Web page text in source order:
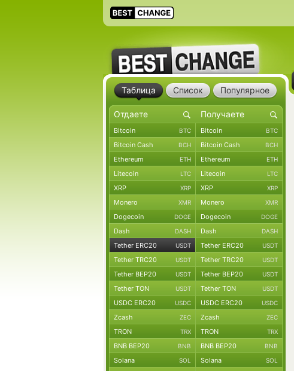
Таблица Список Популярное
Bitcoin BTC Bitcoin BTC
Bitcoin Cash BCH Bitcoin Cash BCH
Ethereum ETH Ethereum ETH
Litecoin LTC Litecoin LTC
XRP XRP XRP XRP
Monero XMR Monero XMR
Dogecoin DOGE Dogecoin DOGE
Dash DASH Dash DASH
Tether ERC20 USDT Tether ERC20 USDT
Tether TRC20 USDT Tether TRC20 USDT
Tether BEP20 USDT Tether BEP20 USDT
Tether TON USDT Tether TON USDT
USDC ERC20 USDC USDC ERC20 USDC
Zcash ZEC Zcash ZEC
TRON TRX TRON TRX
BNB BEP20 BNB BNB BEP20 BNB
Solana SOL Solana SOL